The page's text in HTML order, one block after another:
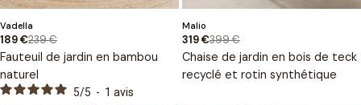
Type
Vadella
Prix
de
vente
189 €
Prix
habituel
239 €
Fauteuil de jardin en bambou
naturel
5/5 - 1 avis
Type
Malio
Prix
de
319 €
Prix
habituel
399 €
Chaise de jardin en bois de teck
recyclé et rotin synthétique